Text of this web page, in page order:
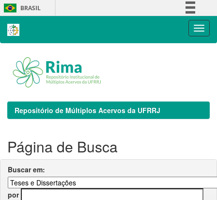
Skip
navigation
BRASIL
Repositório de Múltiplos Acervos da UFRRJ
Página de Busca
Buscar em:
por